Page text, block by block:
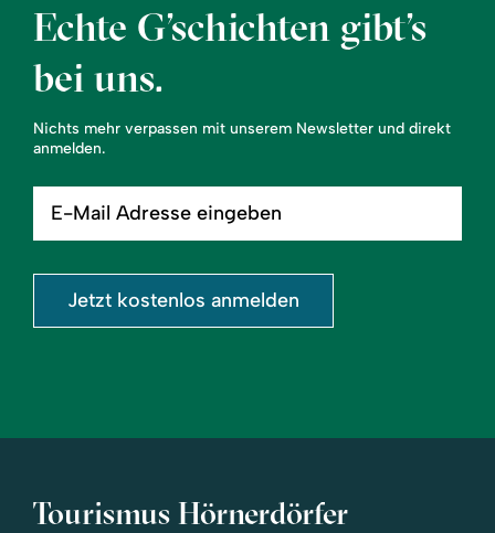
Echte G’schichten gibt’s
bei uns.
Nichts mehr verpassen mit unserem Newsletter und direkt
anmelden.
Mail
eingeben
Jetzt kostenlos anmelden
Tourismus Hörnerdörfer